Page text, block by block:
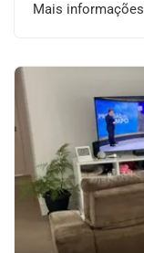
Mais informações